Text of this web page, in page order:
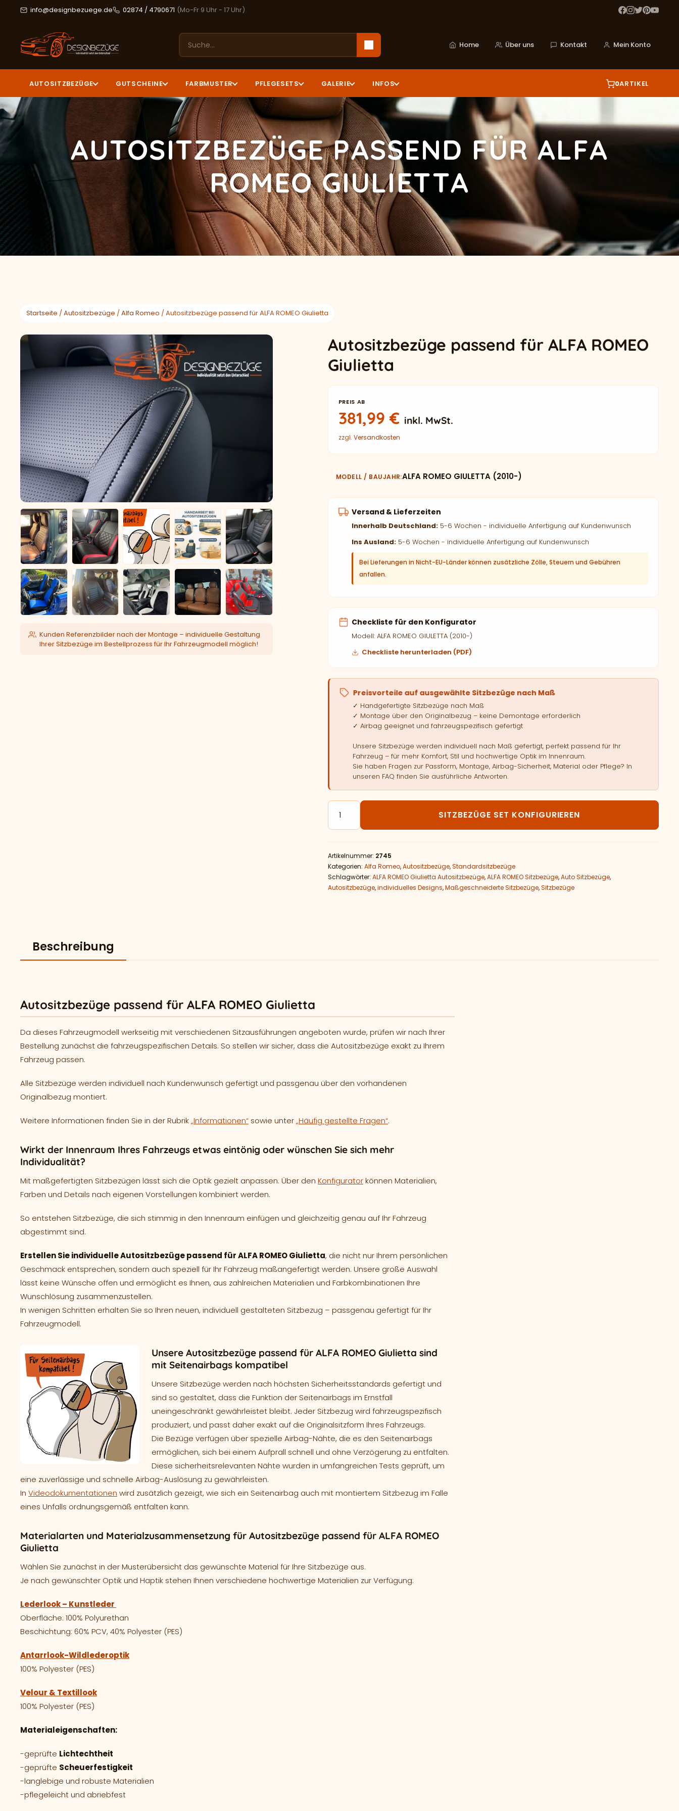
info@designbezuege.de 02874 / 4790671 (Mo-Fr 9 Uhr - 17 Uhr)
Home Über uns Kontakt Mein Konto
AUTOSITZBEZÜGE GUTSCHEINE FARBMUSTER PFLEGESETS GALERIE INFOS 0ARTIKEL
AUTOSITZBEZÜGE PASSEND FÜR ALFA
ROMEO GIULIETTA
Startseite /Autositzbezüge /Alfa Romeo / Autositzbezüge passend für ALFA ROMEO Giulietta
Kunden Referenzbilder nach der Montage – individuelle Gestaltung
Ihrer Sitzbezüge im Bestellprozess für Ihr Fahrzeugmodell möglich!
Autositzbezüge passend für ALFA ROMEO
Giulietta
PREIS AB
381,99€ inkl. MwSt.
zzgl. Versandkosten
MODELL / BAUJAHR ALFA ROMEO GIULETTA (2010-)
Versand & Lieferzeiten
Innerhalb Deutschland:5-6 Wochen - individuelle Anfertigung auf Kundenwunsch
Ins Ausland:5-6 Wochen - individuelle Anfertigung auf Kundenwunsch
Bei Lieferungen in Nicht-EU-Länder können zusätzliche Zölle, Steuern und Gebühren
anfallen.
Checkliste für den Konfigurator
Modell: ALFA ROMEO GIULETTA (2010-)
Checkliste herunterladen (PDF)
Preisvorteile auf ausgewählte Sitzbezüge nach Maß
✓ Handgefertigte Sitzbezüge nach Maß
✓ Montage über den Originalbezug – keine Demontage erforderlich
✓ Airbag geeignet und fahrzeugspezifisch gefertigt
Unsere Sitzbezüge werden individuell nach Maß gefertigt, perfekt passend für Ihr
Fahrzeug – für mehr Komfort, Stil und hochwertige Optik im Innenraum.
Sie haben Fragen zur Passform, Montage, Airbag-Sicherheit, Material oder Pflege? In
unseren FAQ finden Sie ausführliche Antworten.
Autositzbezüge passend für ALFA ROMEO Giulietta Menge
SITZBEZÜGE SET KONFIGURIEREN
Artikelnummer: 2745
Kategorien: Alfa Romeo,Autositzbezüge,Standardsitzbezüge
Schlagwörter: ALFA ROMEO Giulietta Autositzbezüge,ALFA ROMEO Sitzbezüge,Auto Sitzbezüge,
Autositzbezüge,individuelles Designs,Maßgeschneiderte Sitzbezüge,Sitzbezüge
Beschreibung
Autositzbezüge passend für ALFA ROMEO Giulietta
Da dieses Fahrzeugmodell werkseitig mit verschiedenen Sitzausführungen angeboten wurde, prüfen wir nach Ihrer
Bestellung zunächst die fahrzeugspezifischen Details. So stellen wir sicher, dass die Autositzbezüge exakt zu Ihrem
Fahrzeug passen.
Alle Sitzbezüge werden individuell nach Kundenwunsch gefertigt und passgenau über den vorhandenen
Originalbezug montiert.
Weitere Informationen finden Sie in der Rubrik„Informationen“ sowie unter„Häufig gestellte Fragen“.
Wirkt der Innenraum Ihres Fahrzeugs etwas eintönig oder wünschen Sie sich mehr
Individualität?
Mit maßgefertigten Sitzbezügen lässt sich die Optik gezielt anpassen. Über den Konfiguratorkönnen Materialien,
Farben und Details nach eigenen Vorstellungen kombiniert werden.
So entstehen Sitzbezüge, die sich stimmig in den Innenraum einfügen und gleichzeitig genau auf Ihr Fahrzeug
abgestimmt sind.
Erstellen Sie individuelle Autositzbezüge passend für ALFA ROMEO Giulietta, die nicht nur Ihrem persönlichen
Geschmack entsprechen, sondern auch speziell für Ihr Fahrzeug maßangefertigt werden. Unsere große Auswahl
lässt keine Wünsche offen und ermöglicht es Ihnen, aus zahlreichen Materialien und Farbkombinationen Ihre
Wunschlösung zusammenzustellen.
In wenigen Schritten erhalten Sie so Ihren neuen, individuell gestalteten Sitzbezug – passgenau gefertigt für Ihr
Fahrzeugmodell.
Unsere Autositzbezüge passend für ALFA ROMEO Giulietta sind
mit Seitenairbags kompatibel
Unsere Sitzbezüge werden nach höchsten Sicherheitsstandards gefertigt und
sind so gestaltet, dass die Funktion der Seitenairbags im Ernstfall
uneingeschränkt gewährleistet bleibt. Jeder Sitzbezug wird fahrzeugspezifisch
produziert, und passt daher exakt auf die Originalsitzform Ihres Fahrzeugs.
Die Bezüge verfügen über spezielle Airbag-Nähte, die es den Seitenairbags
ermöglichen, sich bei einem Aufprall schnell und ohne Verzögerung zu entfalten.
Diese sicherheitsrelevanten Nähte wurden in umfangreichen Tests geprüft, um
eine zuverlässige und schnelle Airbag-Auslösung zu gewährleisten.
In Videodokumentationen wird zusätzlich gezeigt, wie sich ein Seitenairbag auch mit montiertem Sitzbezug im Falle
eines Unfalls ordnungsgemäß entfalten kann.
Materialarten und Materialzusammensetzung für Autositzbezüge passend für ALFA ROMEO
Giulietta
Wählen Sie zunächst in der Musterübersicht das gewünschte Material für Ihre Sitzbezüge aus.
Je nach gewünschter Optik und Haptik stehen Ihnen verschiedene hochwertige Materialien zur Verfügung:
Lederlook – Kunstleder
Oberfläche: 100% Polyurethan
Beschichtung: 60% PCV, 40% Polyester (PES)
Antarrlook-Wildlederoptik
100% Polyester (PES)
Velour & Textillook
100% Polyester (PES)
Materialeigenschaften:
-geprüfte Lichtechtheit
-geprüfte Scheuerfestigkeit
-langlebige und robuste Materialien
-pflegeleicht und abriebfest